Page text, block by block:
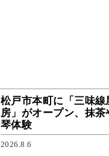
松戸市本町に「三味線
房」がオープン、抹
琴体験
2026.8.6